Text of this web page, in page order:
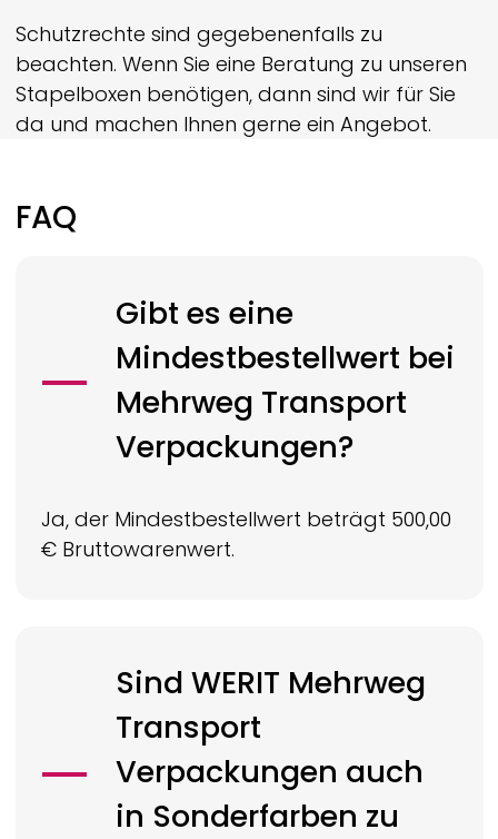
Schutzrechte sind gegebenenfalls zu
beachten. Wenn Sie eine Beratung zu unseren
Stapelboxen benötigen, dann sind wir für Sie
da und machen Ihnen gerne ein Angebot.
FAQ
Gibt es eine
Mindestbestellwert bei
Mehrweg Transport
Verpackungen?
Ja, der Mindestbestellwert beträgt 500,00
€ Bruttowarenwert.
Sind WERIT Mehrweg
Transport
Verpackungen auch
in Sonderfarben zu